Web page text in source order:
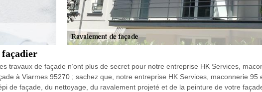
façadier
travaux de façade n’ont plus de secret pour notre entreprise HK Services,
à Viarmes 95270 ; sachez que, notre entreprise HK Services, maconnerie 95
de façade, du nettoyage, du ravalement projeté et de la peinture de votre